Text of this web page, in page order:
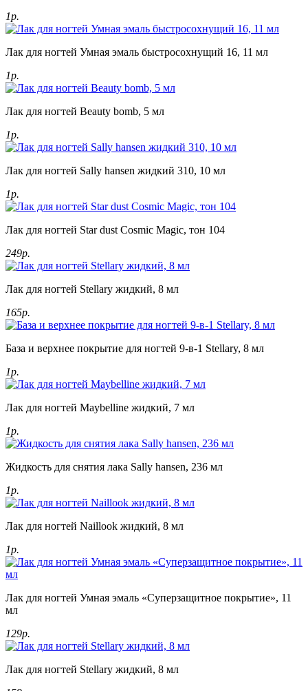
1р.
Лак для ногтей Умная эмаль быстросохнущий 16, 11 мл
1р.
Лак для ногтей Beauty bomb, 5 мл
1р.
Лак для ногтей Sally hansen жидкий 310, 10 мл
1р.
Лак для ногтей Star dust Cosmic Magic, тон 104
249р.
Лак для ногтей Stellary жидкий, 8 мл
165р.
База и верхнее покрытие для ногтей 9-в-1 Stellary, 8 мл
1р.
Лак для ногтей Maybelline жидкий, 7 мл
1р.
Жидкость для снятия лака Sally hansen, 236 мл
1р.
Лак для ногтей Naillook жидкий, 8 мл
1р.
Лак для ногтей Умная эмаль «Суперзащитное покрытие», 11
мл
129р.
Лак для ногтей Stellary жидкий, 8 мл